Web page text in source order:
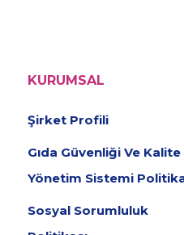
KURUMSAL
Şirket Profili
Gıda Güvenliği Ve Kalite
Yönetim Sistemi
Sosyal Sorumluluk